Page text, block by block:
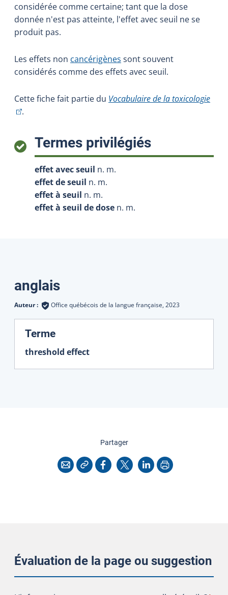
considérée comme certaine; tant que la dose
donnée n'est pas atteinte, l'effet avec seuil ne se
produit pas.
Les effets non cancérigènes sont souvent
considérés comme des effets avec seuil.
Cette fiche fait partie du Vocabulaire de la toxicologie(Cet
.
Termes privilégiés:
effet avec seuil n. m.
effet de seuil n. m.
effet à seuil n. m.
effet à seuil de dose n. m.
Traductions
anglais
Auteur : Office québécois de la langue française, 2023
Terme:
threshold effect
Partagercette page
CourrielCopier l'adresse
Facebook
X LinkedInImprimer
Évaluation de la page ou suggestion